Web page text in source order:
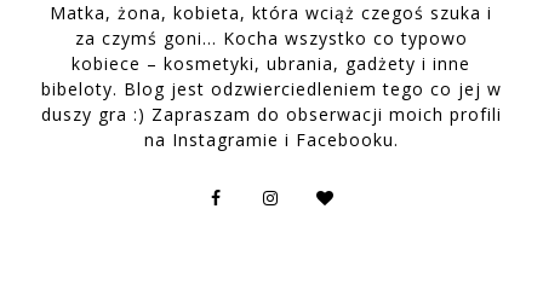
Matka, żona, kobieta, która wciąż czegoś szuka i
za czymś goni… Kocha wszystko co typowo
kobiece – kosmetyki, ubrania, gadżety i inne
bibeloty. Blog jest odzwierciedleniem tego co jej w
duszy gra :) Zapraszam do obserwacji moich profili
na Instagramie i Facebooku.